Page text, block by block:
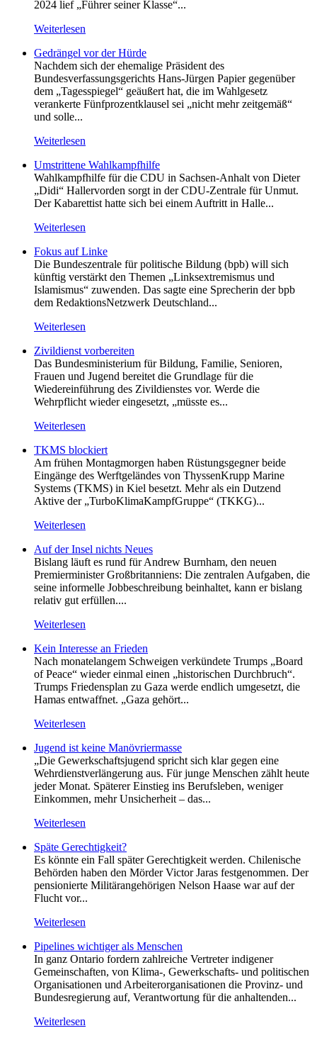
2024 lief „Führer seiner Klasse“...
Weiterlesen
Gedrängel vor der Hürde
Nachdem sich der ehemalige Präsident des
Bundesverfassungsgerichts Hans-Jürgen Papier gegenüber
dem „Tagesspiegel“ geäußert hat, die im Wahlgesetz
verankerte Fünfprozentklausel sei „nicht mehr zeitgemäß“
und solle...
Weiterlesen
Umstrittene Wahlkampfhilfe
Wahlkampfhilfe für die CDU in Sachsen-Anhalt von Dieter
„Didi“ Hallervorden sorgt in der CDU-Zentrale für Unmut.
Der Kabarettist hatte sich bei einem Auftritt in Halle...
Weiterlesen
Fokus auf Linke
Die Bundeszentrale für politische Bildung (bpb) will sich
künftig verstärkt den Themen „Linksextremismus und
Islamismus“ zuwenden. Das sagte eine Sprecherin der bpb
dem RedaktionsNetzwerk Deutschland...
Weiterlesen
Zivildienst vorbereiten
Das Bundesministerium für Bildung, Familie, Senioren,
Frauen und Jugend bereitet die Grundlage für die
Wiedereinführung des Zivildienstes vor. Werde die
Wehrpflicht wieder eingesetzt, „müsste es...
Weiterlesen
TKMS blockiert
Am frühen Montagmorgen haben Rüstungsgegner beide
Eingänge des Werftgeländes von ThyssenKrupp Marine
Systems (TKMS) in Kiel besetzt. Mehr als ein Dutzend
Aktive der „TurboKlimaKampfGruppe“ (TKKG)...
Weiterlesen
Auf der Insel nichts Neues
Bislang läuft es rund für Andrew Burnham, den neuen
Premierminister Großbritanniens: Die zentralen Aufgaben, die
seine informelle Jobbeschreibung beinhaltet, kann er bislang
relativ gut erfüllen....
Weiterlesen
Kein Inte­resse an Frieden
Nach monatelangem Schweigen verkündete Trumps „Board
of Peace“ wieder einmal einen „historischen Durchbruch“.
Trumps Friedensplan zu Gaza werde endlich umgesetzt, die
Hamas entwaffnet. „Gaza gehört...
Weiterlesen
Jugend ist keine Manövriermasse
„Die Gewerkschaftsjugend spricht sich klar gegen eine
Wehrdienstverlängerung aus. Für junge Menschen zählt heute
jeder Monat. Späterer Einstieg ins Berufsleben, weniger
Einkommen, mehr Unsicherheit – das...
Weiterlesen
Späte Gerechtigkeit?
Es könnte ein Fall später Gerechtigkeit werden. Chilenische
Behörden haben den Mörder Victor Jaras festgenommen. Der
pensionierte Militärangehörigen Nelson Haase war auf der
Flucht vor...
Weiterlesen
Pipelines wichtiger als Menschen
In ganz Ontario fordern zahlreiche Vertreter indigener
Gemeinschaften, von Klima-, Gewerkschafts- und politischen
Organisationen und Arbeiterorganisationen die Provinz- und
Bundesregierung auf, Verantwortung für die anhaltenden...
Weiterlesen